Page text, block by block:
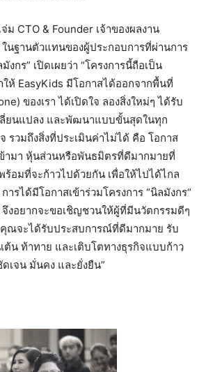
CTO & Founder เจ้าของผลงาน
นฐานตัวแทนของผู้ประกอบการที่ผ่านการ
งกร” เปิดเผยว่า “โครงการนี้ถือเป็น
ห้ EasyKids มีโอกาสได้ออกจากพื้นที่
ของเรา ได้เปิดใจ ลองสิ่งใหม่ๆ ได้รับ
ลี่ยนแปลง และพัฒนาแบบขั้นสุดในทุก
รวมถึงสิ่งที่ประเมินค่าไม่ได้ คือ โอกาส
ามา หุ้นส่วนหรือพันธมิตรที่ดีมากมายที่
ร้อมที่จะก้าวไปด้วยกัน เพื่อให้ไปได้ไกล
ารได้มีโอกาสเข้าร่วมโครงการ “นิลมังกร“
จึงอยากจะขอเชิญชวนให้ผู้ที่มีนวัตกรรมดีๆ
คุณจะได้รับประสบการณ์ที่ดีมากมาย รับ
น ท้าทาย และเติบโตทางธุรกิจแบบก้าว
เจน มั่นคง และยั่งยืน”